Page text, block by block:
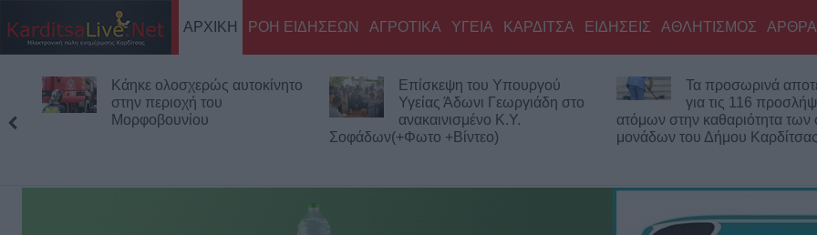
ΑΡΧΙΚΗ ΡΟΗ ΕΙΔΗΣΕΩΝ ΑΓΡΟΤΙΚΑ ΥΓΕΙΑ ΚΑΡΔΙΤΣΑ ΕΙΔΗΣΕΙΣ ΑΘΛΗΤΙΣΜΟΣ ΑΡΘΡΑ
Επίσκεψη του Υπουργού
Υγείας Άδωνι Γεωργιάδη στο
ανακαινισμένο Κ.Y.
Τα προσωρινά αποτελέσματα
για τις 116 προσλήψεις
ατόμων στην καθαριότητα των σχολικών
μονάδων του Δήμου Καρδίτσας
Σοφάδες:
ασφαλτόστρωση
των οδών
Κολοκοτρώνη